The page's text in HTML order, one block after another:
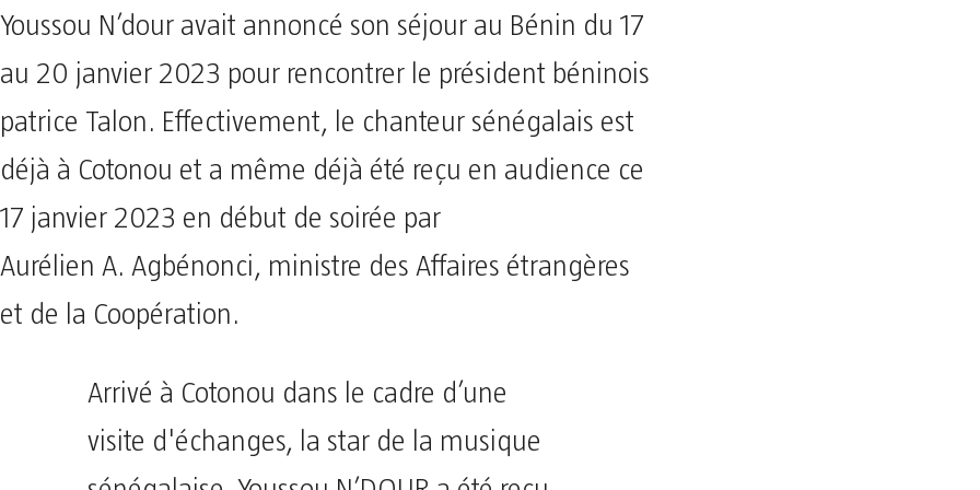
Youssou N’dour avait annoncé son séjour au Bénin du 17
au 20 janvier 2023 pour rencontrer le président béninois
patrice Talon. Effectivement, le chanteur sénégalais est
déjà à Cotonou et a même déjà été reçu en audience ce
17 janvier 2023 en début de soirée par
Aurélien A. Agbénonci, ministre des Affaires étrangères
et de la Coopération.
Arrivé à Cotonou dans le cadre d’une
visite d'échanges, la star de la musique